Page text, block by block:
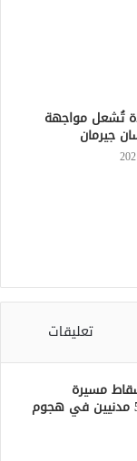
تُشعل مواجهة
جيرمان
تعليقات
مسيرة
استهدفت الدلنج ومقتل 5 مدنيين في هجوم